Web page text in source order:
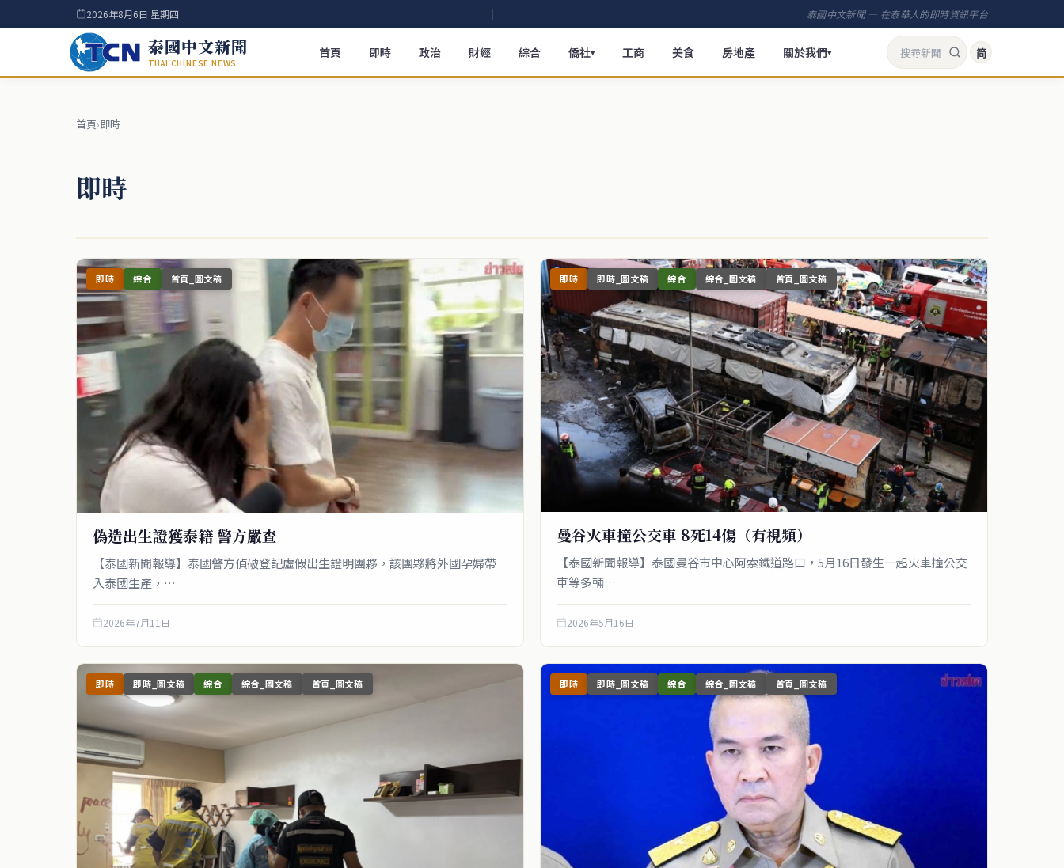
2026年8月6日 星期四 泰國中文新聞 — 在泰華人的即時資訊平台
泰國中文新聞
THAI CHINESE NEWS
首頁 即時 政治 財經 綜合 僑社▾ 工商 美食 房地產 關於我們▾ 简
首頁›即時
即時
即時 綜合 首頁_圖文稿
偽造出生證獲泰籍 警方嚴查
【泰國新聞報導】泰國警方偵破登記虛假出生證明團夥，該團夥將外國孕婦帶
入泰國生產，…
2026年7月11日
即時 即時_圖文稿 綜合 綜合_圖文稿 首頁_圖文稿
曼谷火車撞公交車 8死14傷（有視頻）
【泰國新聞報導】泰國曼谷市中心阿索鐵道路口，5月16日發生一起火車撞公交
車等多輛…
2026年5月16日
即時 即時_圖文稿 綜合 綜合_圖文稿 首頁_圖文稿 即時 即時_圖文稿 綜合 綜合_圖文稿 首頁_圖文稿